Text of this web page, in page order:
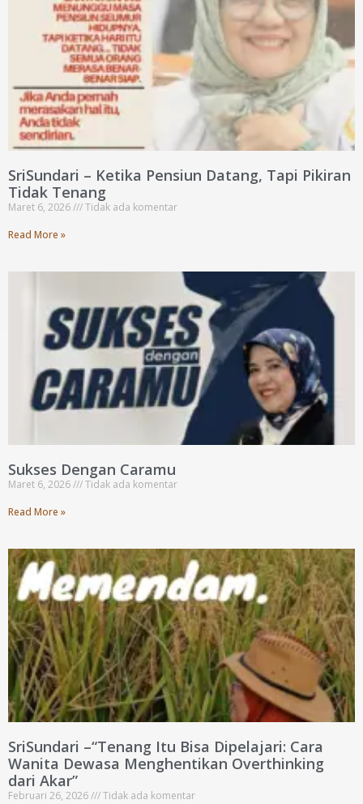
SriSundari – Ketika Pensiun Datang, Tapi Pikiran
Tidak Tenang
Maret 6, 2026
Tidak ada komentar
Read More »
Sukses Dengan Caramu
Maret 6, 2026
Tidak ada komentar
Read More »
SriSundari –“Tenang Itu Bisa Dipelajari: Cara
Wanita Dewasa Menghentikan Overthinking
dari Akar”
Februari 26, 2026
Tidak ada komentar